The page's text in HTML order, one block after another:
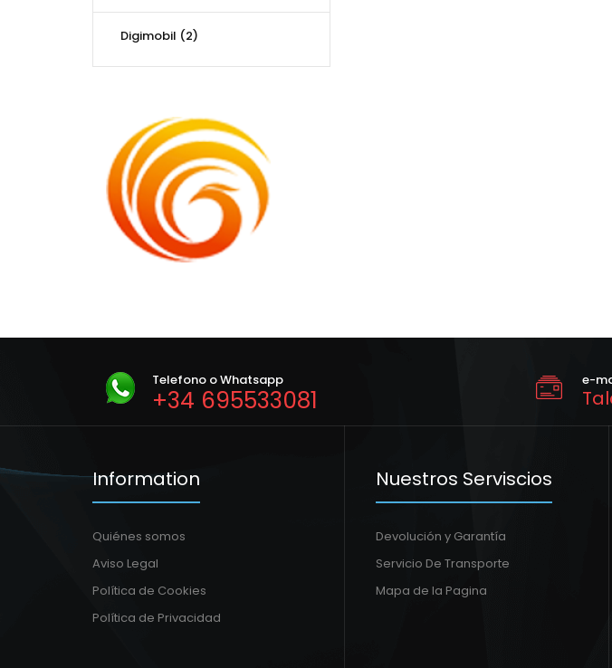
Digimobil (2)
Telefono o Whatsapp
+34 695533081
e-
Information
Quiénes somos
Aviso Legal
Política de Cookies
Política de Privacidad
Nuestros Serviscios
Devolución y Garantía
Servicio De Transporte
Mapa de la Pagina